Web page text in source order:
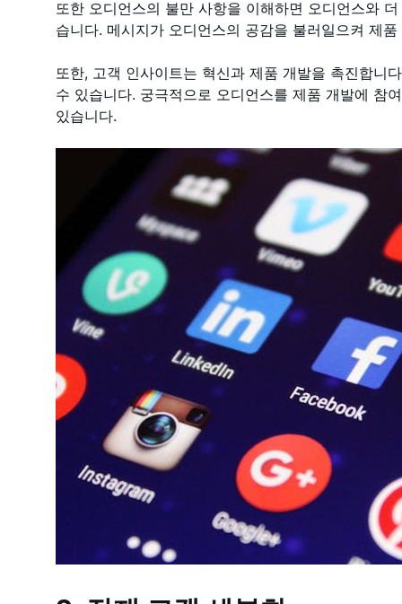
또한 오디언스의 불만 사항을 이해하면 오디언스와
습니다. 메시지가 오디언스의 공감을 불러일으켜 제
또한, 고객 인사이트는 혁신과 제품 개발을 촉진합니
수 있습니다. 궁극적으로 오디언스를 제품 개발에 참
있습니다.